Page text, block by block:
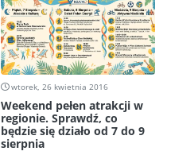
wtorek, 26 kwietnia 2016
Weekend pełen atrakcji w
regionie. Sprawdź, co
będzie się działo od 7 do 9
sierpnia